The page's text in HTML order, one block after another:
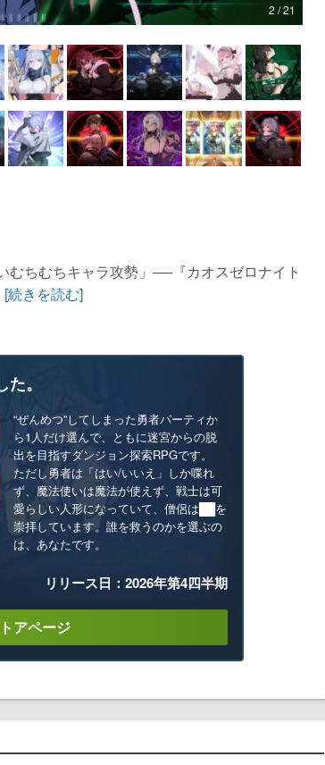
2 / 21
むちむちキャラ攻勢」──『カオスゼロナイト
[続きを読む]
。
“ぜんめつ”してしまった勇者パーティか
ら1人だけ選んで、ともに迷宮からの脱
出を目指すダンジョン探索RPGです。
ただし勇者は「はい/いいえ」しか喋れ
ず、魔法使いは魔法が使えず、戦士は可
愛らしい人形になっていて、僧侶は██を
崇拝しています。誰を救うのかを選ぶの
は、あなたです。
リリース日：2026年第4四半期
アページ